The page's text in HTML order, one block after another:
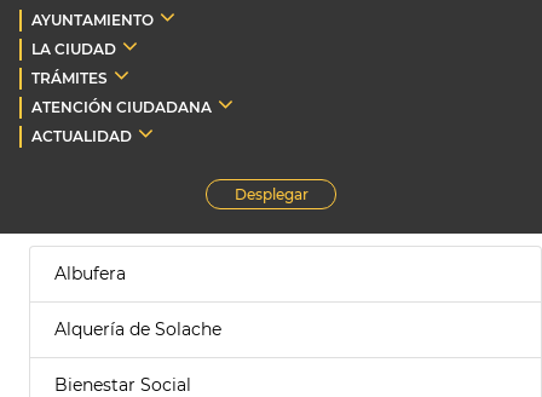
AYUNTAMIENTO
LA CIUDAD
TRÁMITES
ATENCIÓN CIUDADANA
ACTUALIDAD
Desplegar
Albufera
Alquería de Solache
Bienestar Social